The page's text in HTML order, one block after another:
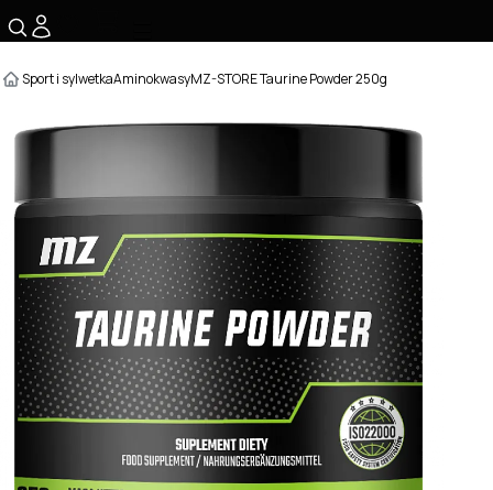
Sport i sylwetkaAminokwasyMZ-STORE Taurine Powder 250g